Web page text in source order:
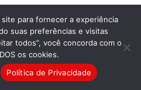
de
para fornecer a experiência
suas preferências e visitas
todos”, você concorda com o
os cookies.
Política de Privacidade